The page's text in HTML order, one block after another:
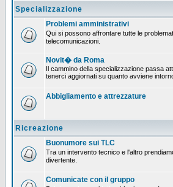
Specializzazione
Problemi amministrativi
Qui si possono affrontare tutte le
telecomunicazioni.
Novit� da Roma
Il cammino della specializzazione passa
tenerci aggiornati su quanto avviene
Abbigliamento e attrezzature
Ricreazione
Buonumore sui TLC
Tra un intervento tecnico e l'altro
divertente.
Comunicate con il gruppo